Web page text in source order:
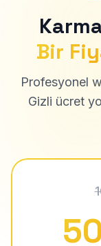
Bir
Profesyonel
Gizli ücret